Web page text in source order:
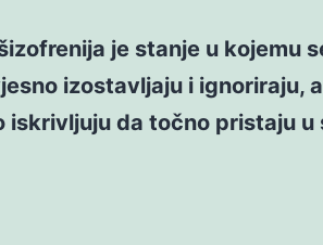
je stanje u kojemu
izostavljaju i ignoriraju,
iskrivljuju da točno pristaju u